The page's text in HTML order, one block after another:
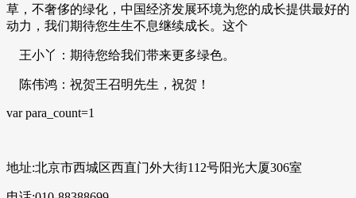
草，不奢侈的绿化，中国经济发展环境为您的成长提供最好的
动力，我们期待您生生不息继续成长。这个
王小丫：期待您给我们带来更多绿色。
陈伟鸿：祝贺王召明先生，祝贺！
var para_count=1
地址:北京市西城区西直门外大街112号阳光大厦306室